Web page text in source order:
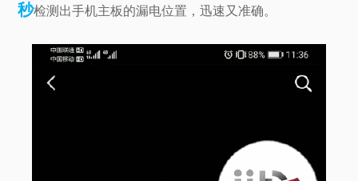
秒检测出手机主板的漏电位置，迅速又准确。